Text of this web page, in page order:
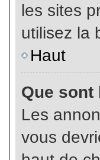
les sites
utilisez la
Haut
Que sont
Les
vous